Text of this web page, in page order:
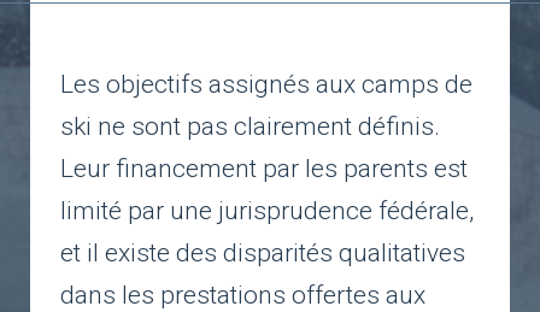
Les objectifs assignés aux camps de
ski ne sont pas clairement définis.
Leur financement par les parents est
limité par une jurisprudence fédérale,
et il existe des disparités qualitatives
dans les prestations offertes aux